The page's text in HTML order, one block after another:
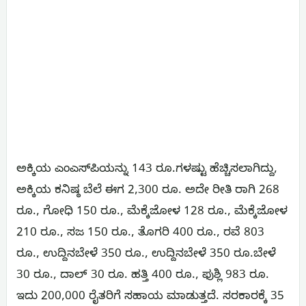
ಅಕ್ಕಿಯ ಎಂಎಸ್‌ಪಿಯನ್ನು 143 ರೂ.ಗಳಷ್ಟು ಹೆಚ್ಚಿಸಲಾಗಿದ್ದು,
ಅಕ್ಕಿಯ ಕನಿಷ್ಠ ಬೆಲೆ ಈಗ 2,300 ರೂ. ಅದೇ ರೀತಿ ರಾಗಿ 268
ರೂ., ಗೋಧಿ 150 ರೂ., ಮೆಕ್ಕೆಜೋಳ 128 ರೂ., ಮೆಕ್ಕೆಜೋಳ
210 ರೂ., ಸಜ 150 ರೂ., ತೊಗರಿ 400 ರೂ., ರವೆ 803
ರೂ., ಉದ್ದಿನಬೇಳೆ 350 ರೂ., ಉದ್ದಿನಬೇಳೆ 350 ರೂ.ಬೇಳೆ
30 ರೂ., ದಾಲ್ 30 ರೂ. ಹತ್ತಿ 400 ರೂ., ಫುಶ್ಲಿ 983 ರೂ.
ಇದು 200,000 ರೈತರಿಗೆ ಸಹಾಯ ಮಾಡುತ್ತದೆ. ಸರಕಾರಕ್ಕೆ 35